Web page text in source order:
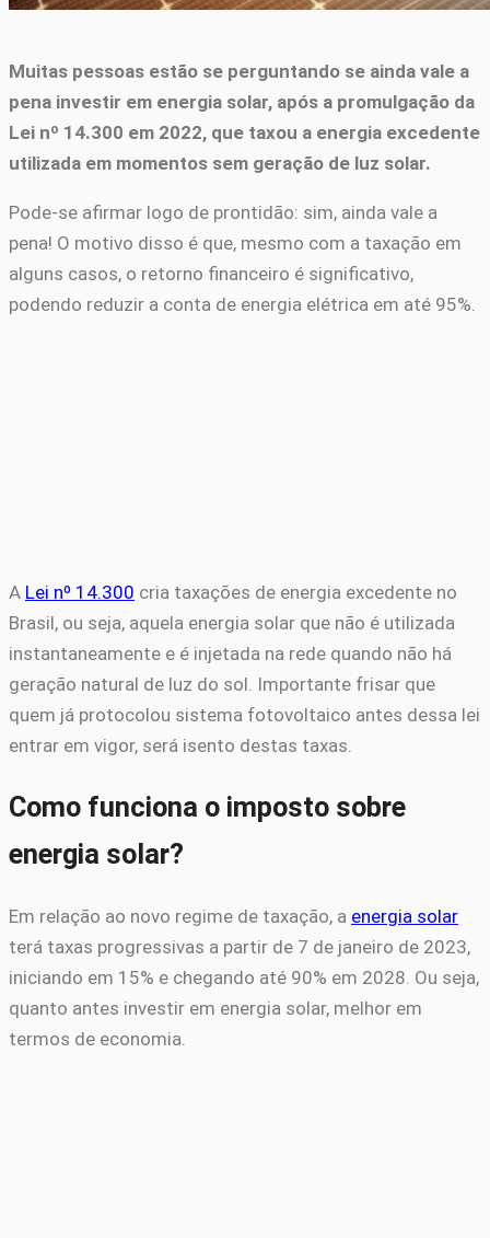
Muitas pessoas estão se perguntando se ainda vale a
pena investir em energia solar, após a promulgação da
Lei nº 14.300 em 2022, que taxou a energia excedente
utilizada em momentos sem geração de luz solar.
Pode-se afirmar logo de prontidão: sim, ainda vale a
pena! O motivo disso é que, mesmo com a taxação em
alguns casos, o retorno financeiro é significativo,
podendo reduzir a conta de energia elétrica em até 95%.
A Lei nº 14.300 cria taxações de energia excedente no
Brasil, ou seja, aquela energia solar que não é utilizada
instantaneamente e é injetada na rede quando não há
geração natural de luz do sol. Importante frisar que
quem já protocolou sistema fotovoltaico antes dessa lei
entrar em vigor, será isento destas taxas.
Como funciona o imposto sobre
energia solar?
Em relação ao novo regime de taxação, a energia solar
terá taxas progressivas a partir de 7 de janeiro de 2023,
iniciando em 15% e chegando até 90% em 2028. Ou seja,
quanto antes investir em energia solar, melhor em
termos de economia.